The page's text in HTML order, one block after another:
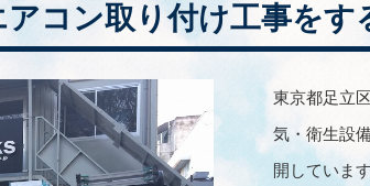
コン取り付け工事をす
東京都足立
気・衛生設
開しています